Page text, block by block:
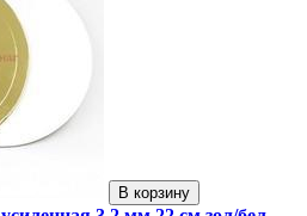
В корзину